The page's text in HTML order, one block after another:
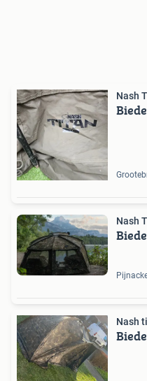
Nash
Nash
Nash